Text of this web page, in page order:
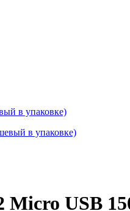
в упаковке)
USB